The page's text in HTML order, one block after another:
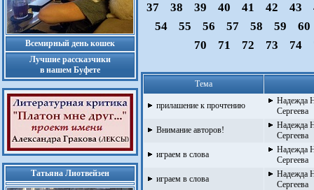
Всемирный день кошек
Лучшие рассказчики
в нашем Буфете
Татьяна Лиотвейзен
37
38 39 40 41 42 43
54
55 56 57 58 59
60
70
71 72 73 74
Тема
прилашение к прочтению
Надежда
Сергеева
Внимание авторов!
Надежда
Сергеева
играем в слова
Надежда
Сергеева
играем в слова
Надежда
Сергеева